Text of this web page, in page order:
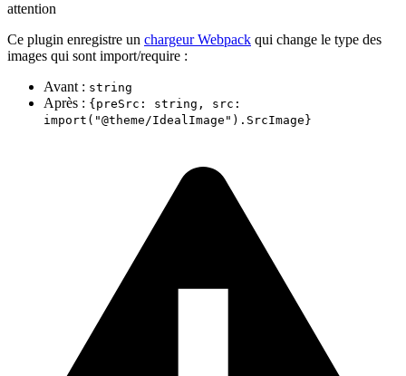
attention
Ce plugin enregistre un chargeur Webpack qui change le type des
images qui sont import/require :
Avant : string
Après : {preSrc: string, src:
import("@theme/IdealImage").SrcImage}